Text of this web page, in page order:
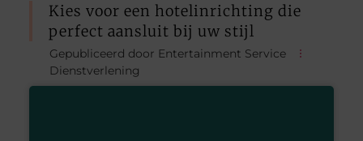
Kies voor een hotelinrichting die
perfect aansluit bij uw stijl
Gepubliceerd door Entertainment Service
Dienstverlening